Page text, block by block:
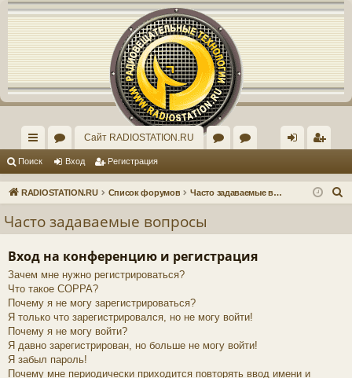
Регистрация
с
ы
и
ор
ум
Сайт RADIOSTATION.RU
ум
нд
ив
ль
но
е
ив
ар
ог
ум
а
д ис
ац
Поиск Вход Регистрация
RADIOSTATION.RU Список форумов Часто задаваемые вопросы
Часто задаваемые вопросы
Вход на конференцию и регистрация
Зачем мне нужно регистрироваться?
Что такое COPPA?
Почему я не могу зарегистрироваться?
Я только что зарегистрировался, но не могу войти!
Почему я не могу войти?
Я давно зарегистрирован, но больше не могу войти!
Я забыл пароль!
Почему мне периодически приходится повторять ввод имени и